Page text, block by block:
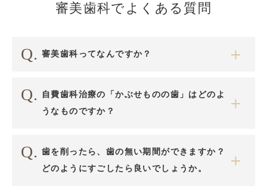
審美歯科でよくある質問
審美歯科ってなんですか？
自費歯科治療の「かぶせものの歯」はどのよ
うなものですか？
歯を削ったら、歯の無い期間ができますか？
どのようにすごしたら良いでしょうか。